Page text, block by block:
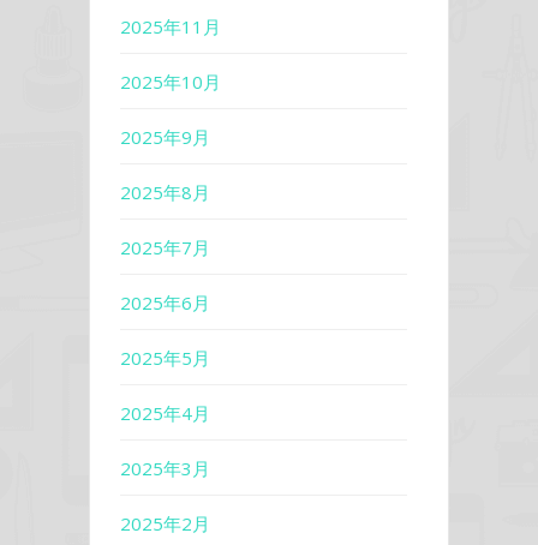
2025年11月
2025年10月
2025年9月
2025年8月
2025年7月
2025年6月
2025年5月
2025年4月
2025年3月
2025年2月